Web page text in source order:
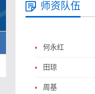
师资队伍
何永红
田琼
周基